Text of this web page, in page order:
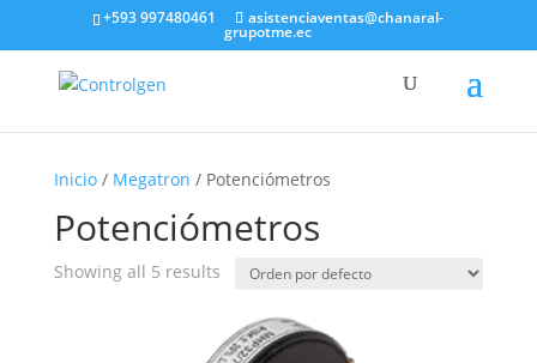
+593 997480461 asistenciaventas@chanaral-
grupotme.ec
Inicio/ Megatron / Potenciómetros
Potenciómetros
Showing all 5 results